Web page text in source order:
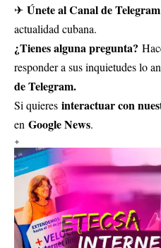
✈ Únete al Canal de Telegram
actualidad cubana.
¿Tienes alguna pregunta?
responder a sus inquietudes lo
de Telegram.
Si quieres interactuar con
en Google News.